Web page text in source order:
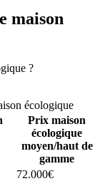
maison
?
écologique
Prix maison
écologique
moyen/haut de
gamme
72.000€